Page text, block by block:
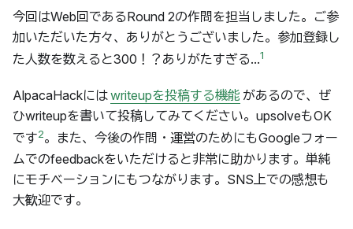
今回はWeb回であるRound 2の作問を担当しました。ご参
加いただいた方々、ありがとうございました。参加登録し
た人数を数えると300！？ありがたすぎる...1
AlpacaHackにはwriteupを投稿する機能 があるので、ぜ
ひwriteupを書いて投稿してみてください。upsolveもOK
です2。また、今後の作問・運営のためにもGoogleフォー
ムでのfeedbackをいただけると非常に助かります。単純
にモチベーションにもつながります。SNS上での感想も
大歓迎です。